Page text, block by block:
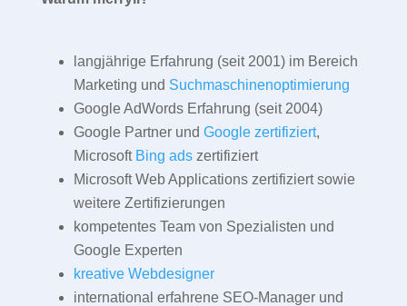
langjährige Erfahrung (seit 2001) im Bereich
Marketing und Suchmaschinenoptimierung
Google AdWords Erfahrung (seit 2004)
Google Partner und Google zertifiziert,
Microsoft Bing adszertifiziert
Microsoft Web Applications zertifiziert sowie
weitere Zertifizierungen
kompetentes Team von Spezialisten und
Google Experten
kreative Webdesigner
international erfahrene SEO-Manager und